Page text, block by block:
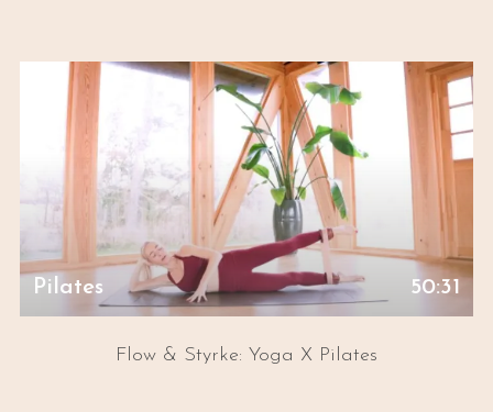
Pilates 50:31
Flow & Styrke: Yoga X Pilates